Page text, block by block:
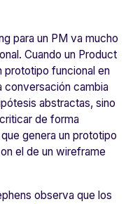
para un PM va mucho
Cuando un Product
prototipo funcional en
conversación cambia
abstractas, sino
de forma
genera un prototipo
el de un wireframe
observa que los